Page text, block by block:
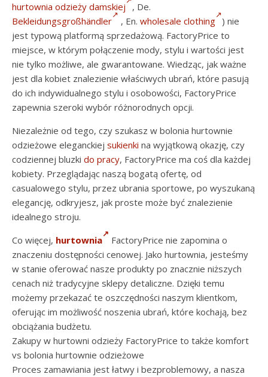
hurtownia odzieży damskiej
, De.
Bekleidungsgroßhändler
, En. wholesale clothing ) nie
jest typową platformą sprzedażową. FactoryPrice to
miejsce, w którym połączenie mody, stylu i wartości jest
nie tylko możliwe, ale gwarantowane. Wiedząc, jak ważne
jest dla kobiet znalezienie właściwych ubrań, które pasują
do ich indywidualnego stylu i osobowości, FactoryPrice
zapewnia szeroki wybór różnorodnych opcji.
Niezależnie od tego, czy szukasz w bolonia hurtownie
odzieżowe eleganckiej sukienki na wyjątkową okazję, czy
codziennej bluzki do pracy, FactoryPrice ma coś dla każdej
kobiety. Przeglądając naszą bogatą ofertę, od
casualowego stylu, przez ubrania sportowe, po wyszukaną
elegancję, odkryjesz, jak proste może być znalezienie
idealnego stroju.
Co więcej, hurtownia
FactoryPrice nie zapomina o
znaczeniu dostępności cenowej. Jako hurtownia, jesteśmy
w stanie oferować nasze produkty po znacznie niższych
cenach niż tradycyjne sklepy detaliczne. Dzięki temu
możemy przekazać te oszczędności naszym klientkom,
oferując im możliwość noszenia ubrań, które kochają, bez
obciążania budżetu.
Zakupy w hurtowni odzieży FactoryPrice to także komfort
vs bolonia hurtownie odzieżowe
Proces zamawiania jest łatwy i bezproblemowy, a nasza